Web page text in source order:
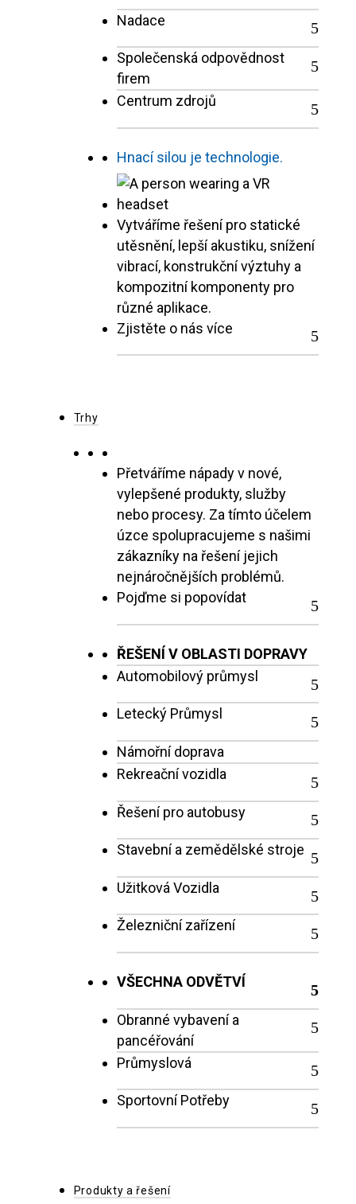
Nadace
Společenská odpovědnost
firem
Centrum zdrojů
Hnací silou je technologie.
Vytváříme řešení pro statické
utěsnění, lepší akustiku, snížení
vibrací, konstrukční výztuhy a
kompozitní komponenty pro
různé aplikace.
Zjistěte o nás více
Trhy
Přetváříme nápady v nové,
vylepšené produkty, služby
nebo procesy. Za tímto účelem
úzce spolupracujeme s našimi
zákazníky na řešení jejich
nejnáročnějších problémů.
Pojďme si popovídat
ŘEŠENÍ V OBLASTI DOPRAVY
Automobilový průmysl
Letecký Průmysl
Námořní doprava
Rekreační vozidla
Řešení pro autobusy
Stavební a zemědělské stroje
Užitková Vozidla
Železniční zařízení
VŠECHNA ODVĚTVÍ
Obranné vybavení a
pancéřování
Průmyslová
Sportovní Potřeby
Produkty a řešení